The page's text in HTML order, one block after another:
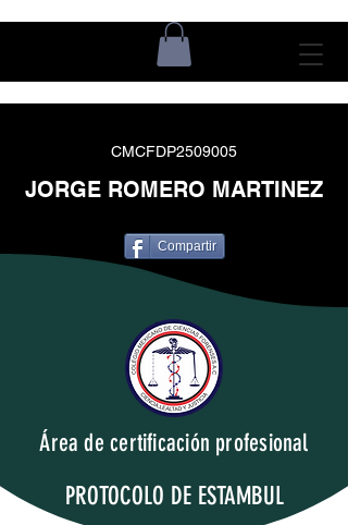
CMCFDP2509005
JORGE ROMERO MARTINEZ
Compartir
Área de certificación profesional
PROTOCOLO DE ESTAMBUL